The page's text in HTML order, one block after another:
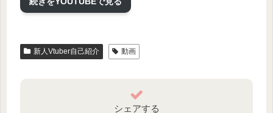
☆毎週日曜日朝9時は【飽きるまで原神】配信
🐕原神配信マイリスト
☛https://youtube.com/playlist?list=PLJjQG3kMzv-
☛https://youtube.com/playlist?list=PLJjQG3kMzv-
新人Vtuber自己紹介 動画
シェアする